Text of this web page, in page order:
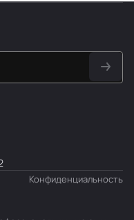
Конфиденциальность